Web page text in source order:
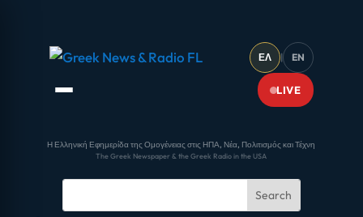
ΕΛ | EN
LIVE
Η Ελληνική Εφημερίδα της Ομογένειας στις ΗΠΑ, Νέα, Πολιτισμός και Τέχνη
The Greek Newspaper & the Greek Radio in the USA